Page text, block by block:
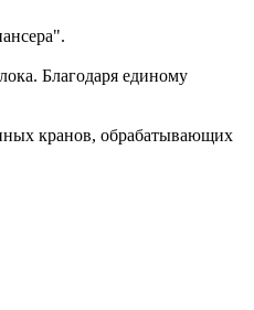
Благодаря единому
кранов, обрабатывающих